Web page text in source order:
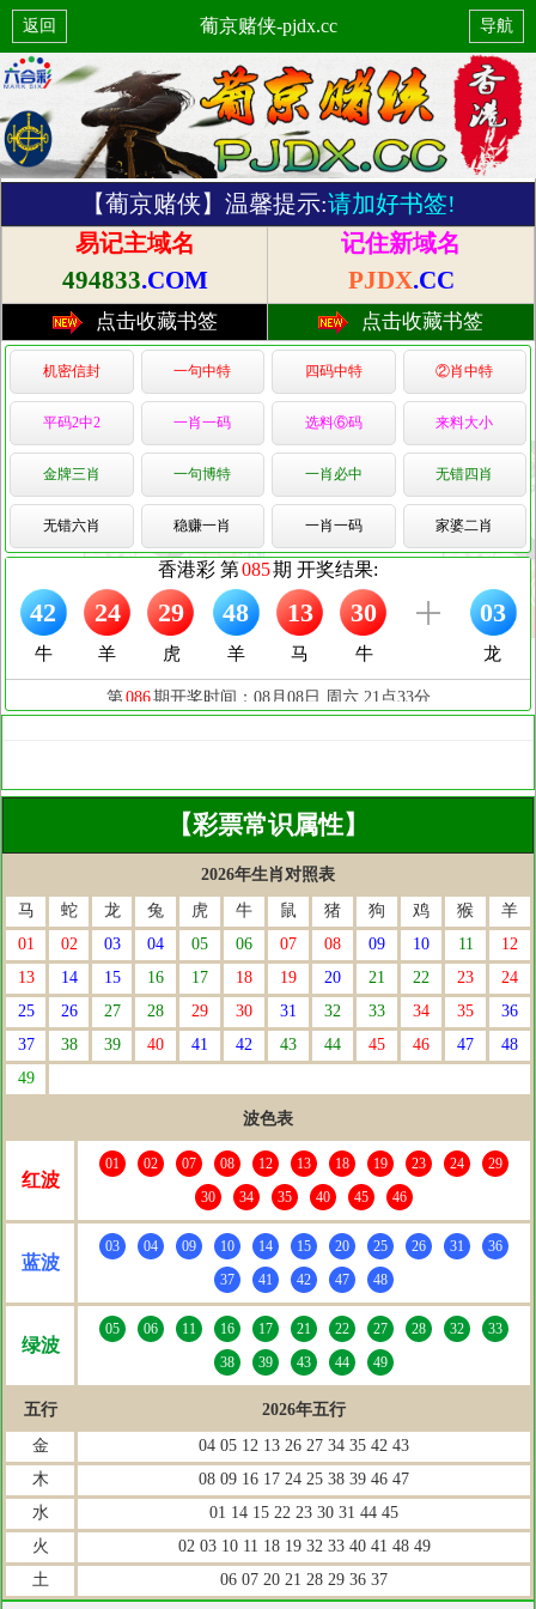
返回 葡京赌侠-pjdx.cc 导航
【葡京赌侠】温馨提示:请加好书签!
易记主域名
494833.COM
记住新域名
PJDX.CC
点击收藏书签 点击收藏书签
机密信封 一句中特 四码中特 ②肖中特
平码2中2 一肖一码 选料⑥码 来料大小
金牌三肖 一句博特 一肖必中 无错四肖
无错六肖 稳赚一肖 一肖一码 家婆二肖
【彩票常识属性】
2026年生肖对照表
马
蛇 龙 兔 虎 牛 鼠 猪 狗 鸡 猴
羊
01
02 03 04 05 06 07 08 09 10 11
12
13
14 15 16 17 18 19 20 21 22 23
24
25
26 27 28 29 30 31 32 33 34 35
36
37
38 39 40 41 42 43 44 45 46 47
48
49
波色表
红波
01 02 07 08 12 13 18 19 23 24
29
30
34 35 40 45 46
蓝波
03 04 09 10 14 15 20 25 26 31
36
37
41 42 47 48
绿波
05 06 11 16 17 21 22 27 28 32
33
38
39 43 44 49
五行
2026年五行
金
04 05 12 13 26 27 34 35 42 43
木
08 09 16 17 24 25 38 39 46 47
水
01 14 15 22 23 30 31 44 45
火
02 03 10 11 18 19 32 33 40 41 48 49
土
06 07 20 21 28 29 36 37